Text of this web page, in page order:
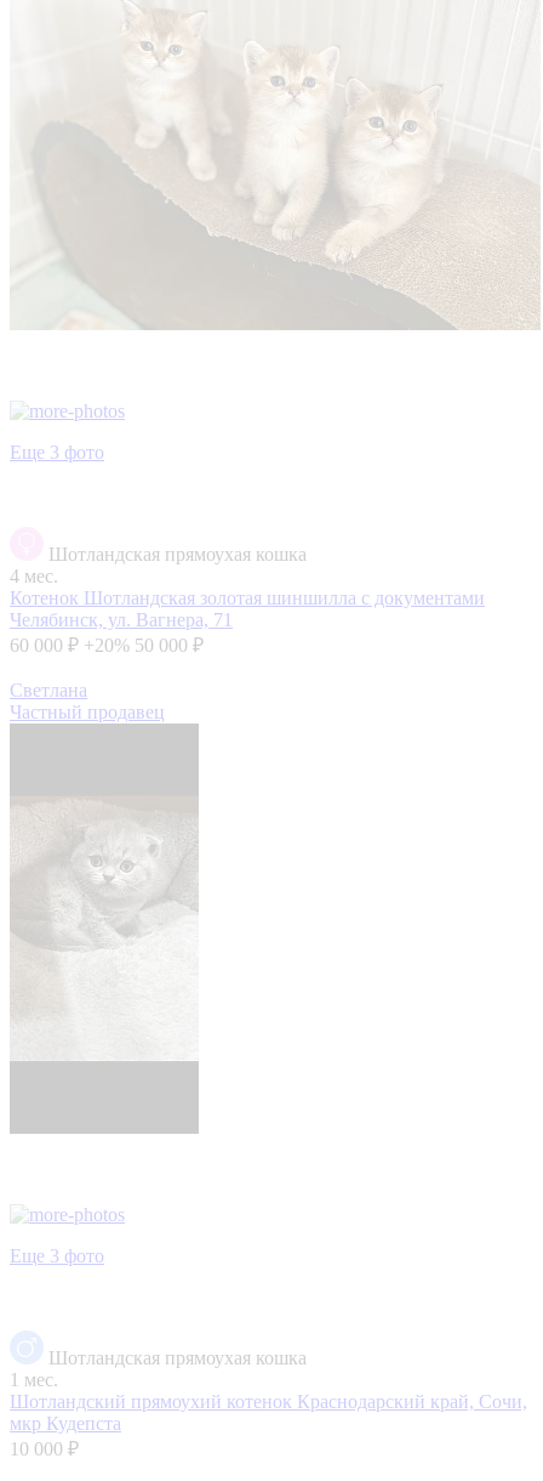
Еще 3 фото
Шотландская прямоухая кошка
4 мес.
Котенок Шотландская золотая шиншилла с документами
Челябинск, ул. Вагнера, 71
60 000 ₽ +20% 50 000 ₽
Светлана
Частный продавец
Еще 3 фото
Шотландская прямоухая кошка
1 мес.
Шотландский прямоухий котенок Краснодарский край, Сочи,
мкр Кудепста
10 000 ₽